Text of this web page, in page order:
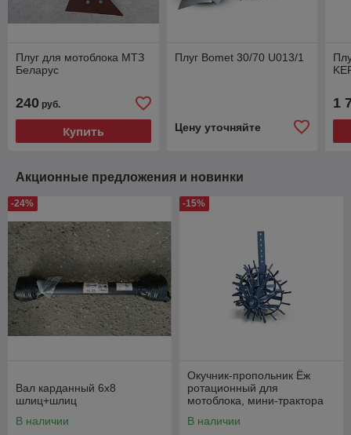
Плуг для мотоблока МТЗ
Беларус
240 руб.
Купить
Плуг Bomet 30/70 U013/1
Цену уточняйте
1
Акционные предложения и новинки
-24%
Вал карданный 6х8
шлиц+шлиц
В наличии
-15%
Окучник-пропольник Ёж
ротационный для
мотоблока, мини-трактора
В наличии